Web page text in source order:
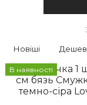
Новіші
В наявності